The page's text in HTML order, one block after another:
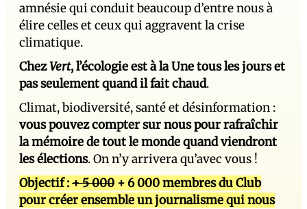
amnésie qui conduit beaucoup d’entre nous à
élire celles et ceux qui aggravent la crise
climatique.
ChezVert, l’écologie est à la Une tous les jours et
pas seulement quand il fait chaud.
Climat, biodiversité, santé et désinformation :
vous pouvez compter sur nous pour rafraîchir
la mémoire de tout le monde quand viendront
les élections. On n’y arrivera qu’avec vous !
Objectif :+ 5 000 + 6 000 membres du Club
pour créer ensemble un journalisme qui nous